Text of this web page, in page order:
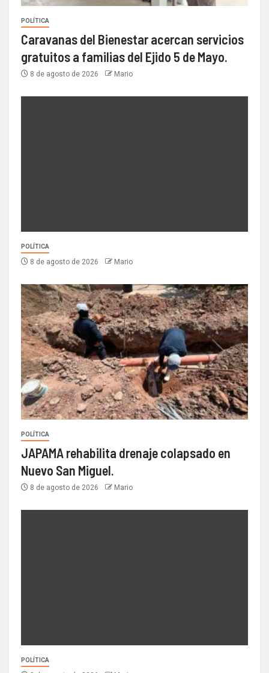
POLÍTICA
Caravanas del Bienestar acercan servicios
gratuitos a familias del Ejido 5 de Mayo.
8 de agosto de 2026 Mario
POLÍTICA
8 de agosto de 2026 Mario
POLÍTICA
JAPAMA rehabilita drenaje colapsado en
Nuevo San Miguel.
8 de agosto de 2026 Mario
POLÍTICA